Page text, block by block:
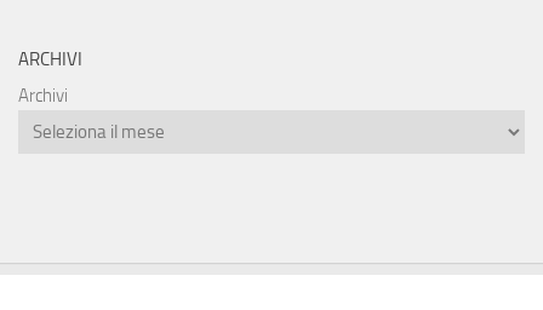
ARCHIVI
Archivi